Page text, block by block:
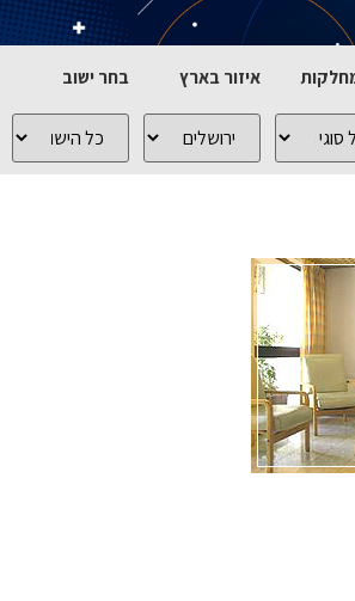
איזור בארץ
כל
האיזורים
בארץ
בחר ישוב
כל
הישובים